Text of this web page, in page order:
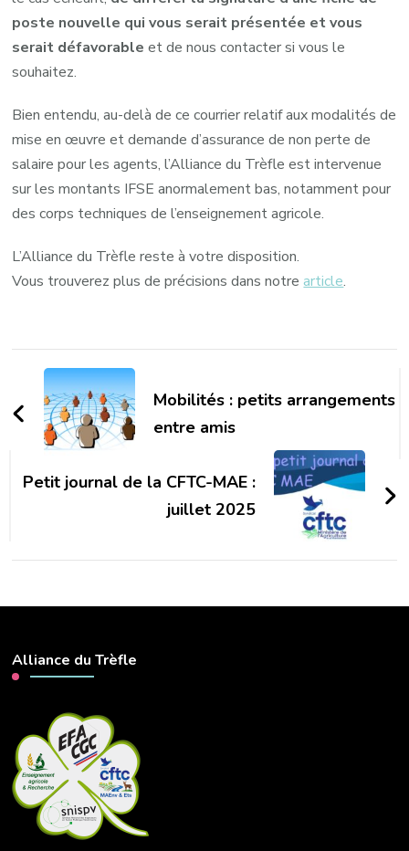
poste nouvelle qui vous serait présentée et vous
serait défavorable et de nous contacter si vous le
souhaitez.
Bien entendu, au-delà de ce courrier relatif aux modalités de
mise en œuvre et demande d’assurance de non perte de
salaire pour les agents, l’Alliance du Trèfle est intervenue
sur les montants IFSE anormalement bas, notamment pour
des corps techniques de l’enseignement agricole.
L’Alliance du Trèfle reste à votre disposition.
Vous trouverez plus de précisions dans notrearticle.
Navigation
d'article
Mobilités : petits arrangements
entre amis
Petit journal de la CFTC-MAE :
juillet 2025
Alliance du Trèfle